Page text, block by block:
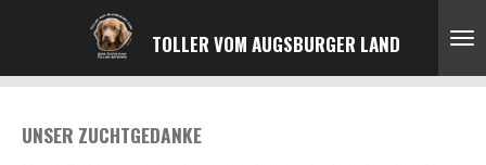
Hauptinhalt
springen
TOLLER VOM AUGSBURGER LAND
UNSER ZUCHTGEDANKE